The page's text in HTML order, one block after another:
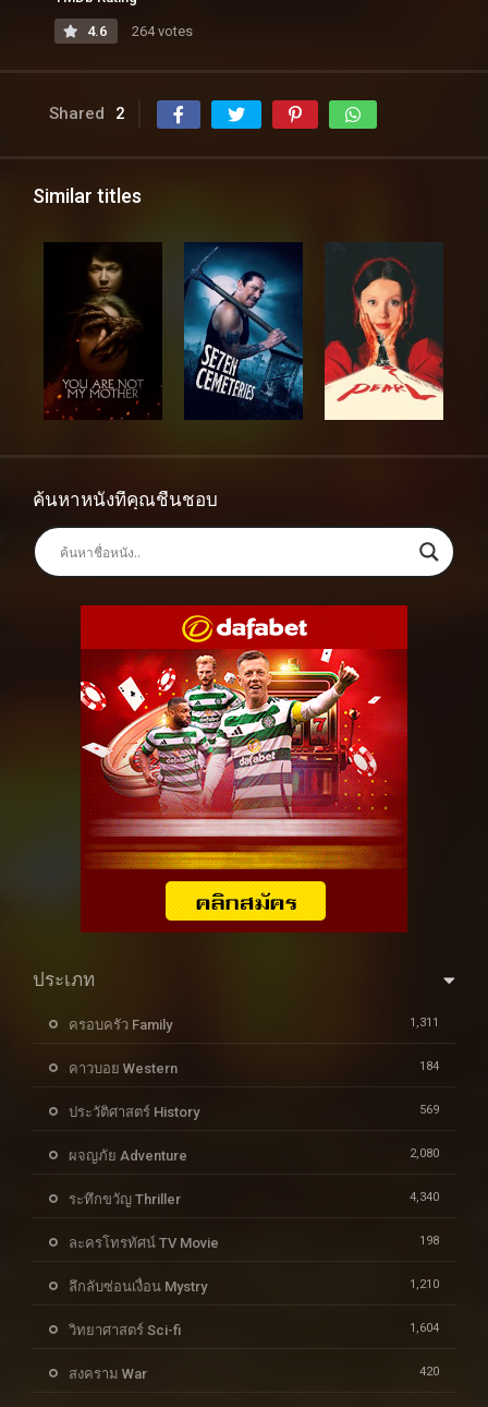
4.6 264 votes
Shared 2
Similar titles
ค้นหาหนังที่คุณชื่นชอบ
ประเภท
ครอบครัว Family 1,311
คาวบอย Western 184
ประวัติศาสตร์ History 569
ผจญภัย Adventure 2,080
ระทึกขวัญ Thriller 4,340
ละครโทรทัศน์ TV Movie 198
ลึกลับซ่อนเงื่อน Mystry 1,210
วิทยาศาสตร์ Sci-fi 1,604
สงคราม War 420